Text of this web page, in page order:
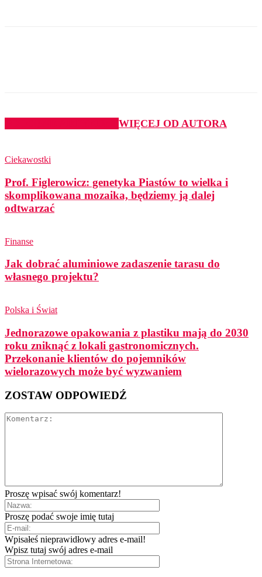
WIĘCEJ OD AUTORA
Ciekawostki
Prof. Figlerowicz: genetyka Piastów to wielka i
skomplikowana mozaika, będziemy ją dalej
odtwarzać
Finanse
Jak dobrać aluminiowe zadaszenie tarasu do
własnego projektu?
Polska i Świat
Jednorazowe opakowania z plastiku mają do 2030
roku zniknąć z lokali gastronomicznych.
Przekonanie klientów do pojemników
wielorazowych może być wyzwaniem
ZOSTAW ODPOWIEDŹ
Proszę wpisać swój komentarz!
Proszę podać swoje imię tutaj
Wpisałeś nieprawidłowy adres e-mail!
Wpisz tutaj swój adres e-mail